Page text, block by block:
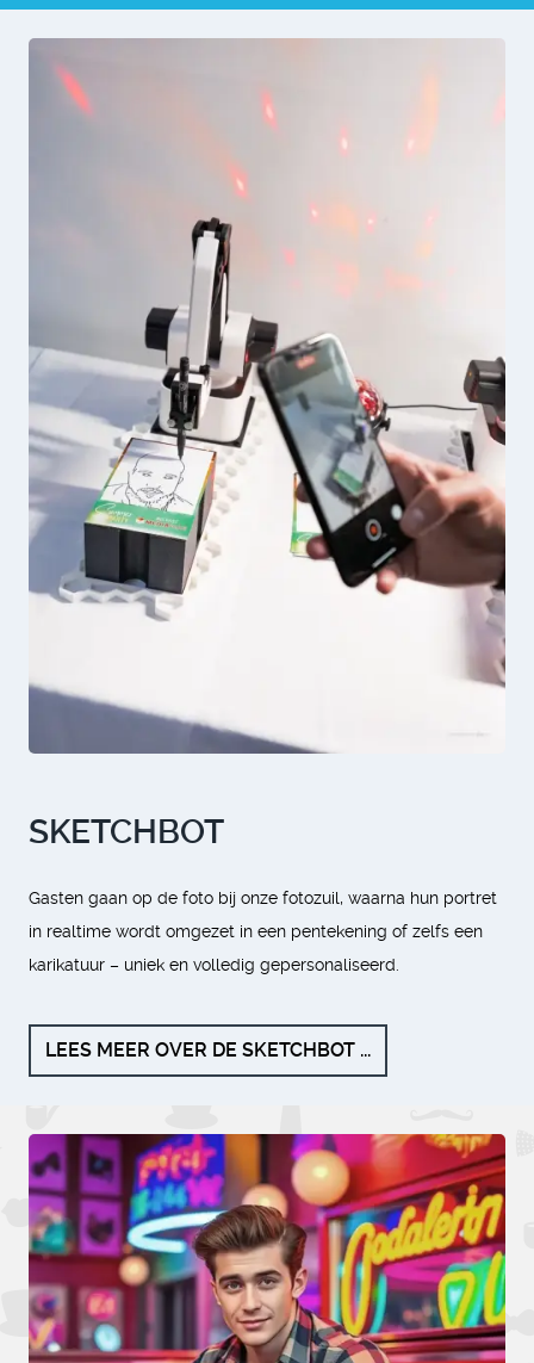
SKETCHBOT
Gasten gaan op de foto bij onze fotozuil, waarna hun portret
in realtime wordt omgezet in een pentekening of zelfs een
karikatuur – uniek en volledig gepersonaliseerd.
LEES MEER OVER DE SKETCHBOT ...